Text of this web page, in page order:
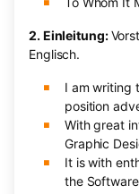
2. Einleitung:
Englisch.
I am writing
position
With great
Graphic
It is with
the